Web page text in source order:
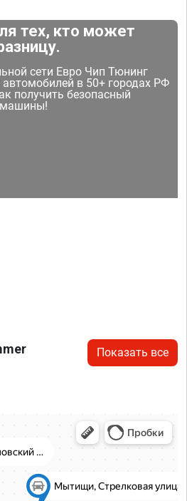
тех, кто может
сети Евро Чип Тюнинг
в 50+ городах РФ
получить безопасный
Показать все